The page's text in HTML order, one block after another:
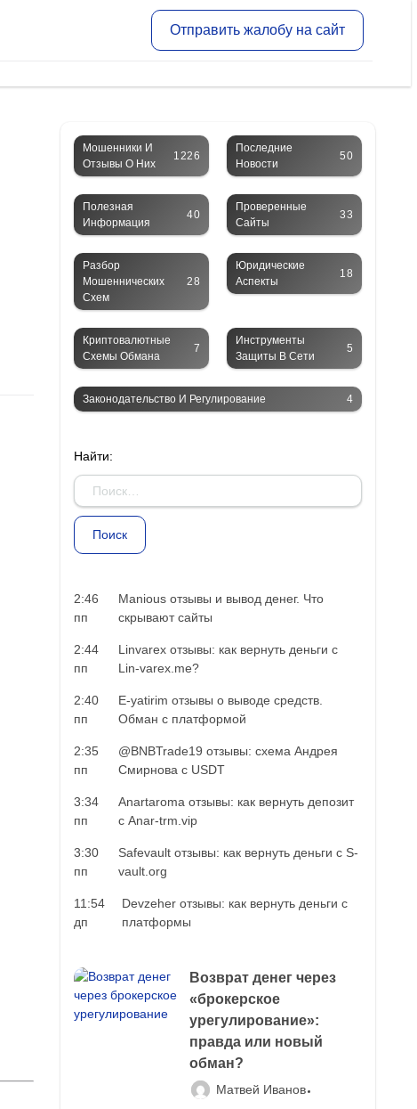
Отправить жалобу на сайт
Мошенники И
Отзывы О Них
1226
Последние
Новости
50
Полезная
Информация
40
Проверенные
Сайты
33
Разбор
Мошеннических
Схем
28
Юридические
Аспекты
18
Криптовалютные
Схемы Обмана
7
Инструменты
Защиты В Сети
5
Законодательство И Регулирование 4
Найти:
2:46
пп
Manious отзывы и вывод денег. Что
скрывают сайты
2:44
пп
Linvarex отзывы: как вернуть деньги с
Lin-varex.me?
2:40
пп
E-yatirim отзывы о выводе средств.
Обман с платформой
2:35
пп
@BNBTrade19 отзывы: схема Андрея
Смирнова с USDT
3:34
пп
Anartaroma отзывы: как вернуть депозит
с Anar-trm.vip
3:30
пп
Safevault отзывы: как вернуть деньги с S-
vault.org
11:54
дп
Devzeher отзывы: как вернуть деньги с
платформы
Возврат денег через
«брокерское
урегулирование»:
правда или новый
обман?
Матвей Иванов